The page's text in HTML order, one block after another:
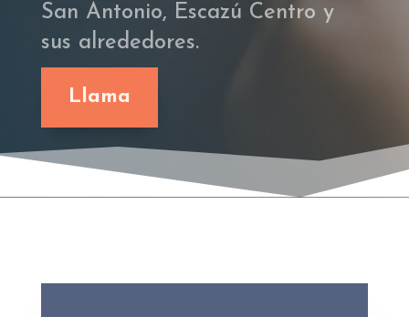
San Antonio, Escazú Centro y
sus alrededores.
Llama